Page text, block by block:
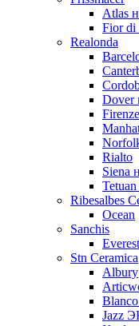
Atlas
Fior di
Realonda
Dover
Rialto
Siena
Ribesalbes
Ocean
Sanchis
Stn Ceramica
Albury
Jazz